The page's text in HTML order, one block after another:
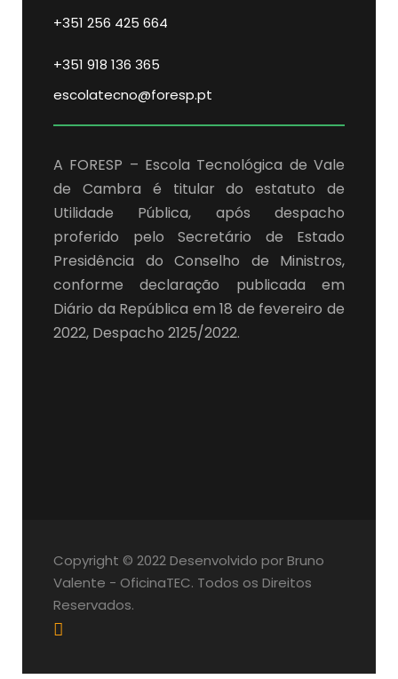
+351 256 425 664
+351 918 136 365
escolatecno@foresp.pt
A FORESP – Escola Tecnológica de Vale
de Cambra é titular do estatuto de
Utilidade Pública, após despacho
proferido pelo Secretário de Estado
Presidência do Conselho de Ministros,
conforme declaração publicada em
Diário da República em 18 de fevereiro de
2022, Despacho 2125/2022.
Copyright © 2022 Desenvolvido por Bruno
Valente - OficinaTEC. Todos os Direitos
Reservados.